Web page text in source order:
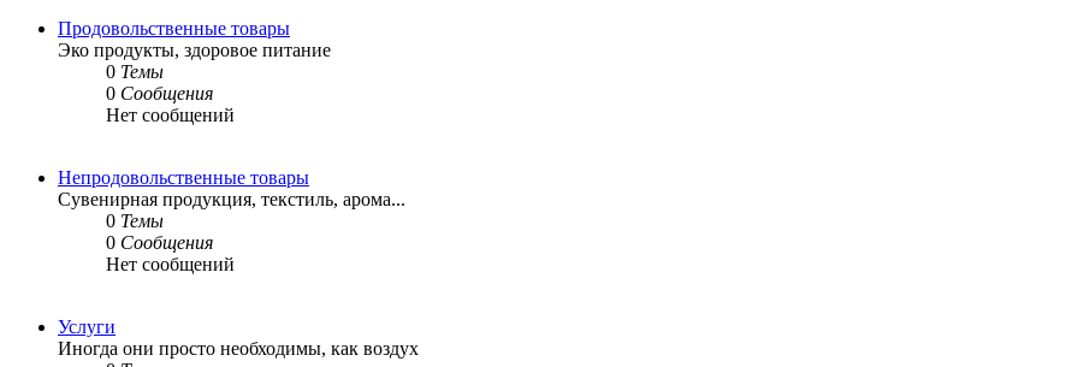
Продовольственные товары
Эко продукты, здоровое питание
0 Темы
0 Сообщения
Нет сообщений
Непродовольственные товары
Сувенирная продукция, текстиль, арома...
0 Темы
0 Сообщения
Нет сообщений
Услуги
Иногда они просто необходимы, как воздух